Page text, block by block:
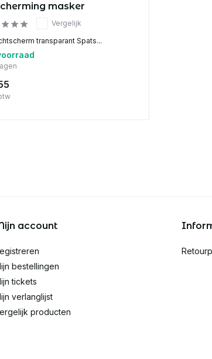
masker
Vergelijk
transparant Spats...
account
bestellingen
tickets
verlanglijst
producten